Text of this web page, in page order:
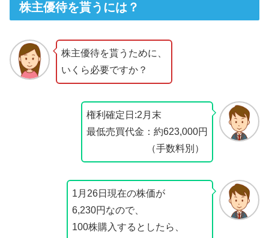
株主優待を貰うには？
株主優待を貰うために、
いくら必要ですか？
権利確定日:2月末
最低売買代金：約623,000円
（手数料別）
1月26日現在の株価が
6,230円なので、
100株購入するとしたら、